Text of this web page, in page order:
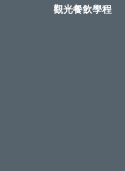
觀光餐飲學程